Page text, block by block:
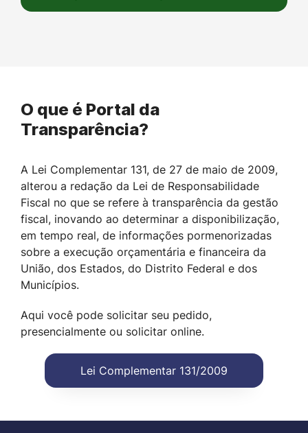
O que é Portal da
Transparência?
A Lei Complementar 131, de 27 de maio de 2009,
alterou a redação da Lei de Responsabilidade
Fiscal no que se refere à transparência da gestão
fiscal, inovando ao determinar a disponibilização,
em tempo real, de informações pormenorizadas
sobre a execução orçamentária e financeira da
União, dos Estados, do Distrito Federal e dos
Municípios.
Aqui você pode solicitar seu pedido,
presencialmente ou solicitar online.
Lei Complementar 131/2009